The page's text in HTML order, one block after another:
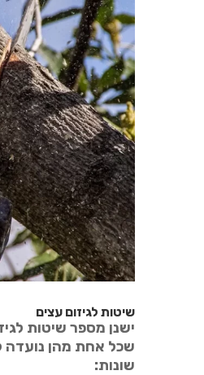
שיטות לגיזום עצים
ישנן מספר שיטות
שכל אחת מהן נועדה
שונות: